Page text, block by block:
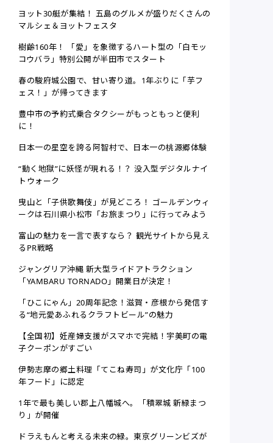
ヨット30艇が集結！ 五島のグルメが盛りだくさんの
マルシェ＆ヨットフェスタ
樹齢160年！ 「愛」を象徴するハート型の「白モッ
コウバラ」特別公開が半田市でスタート
春の駿府城公園で、甘い寄り道。1年ぶりに「芋フ
ェス！」が帰ってきます
豊中市の予約式乗合タクシーがもっともっと便利
に！
日本一の星空を誇る阿智村で、日本一の桃源郷体験
“動く地獄”に妖怪が現れる！？ 没入型デジタルナイ
トウォーク
曳山と「子供歌舞伎」が見どころ！ ゴールデンウィ
ークは石川県小松市「お旅まつり」に行ってみよう
富山の魅力を一言で表すなら？ 観光サイトから見え
るPR戦略
ジャングリア沖縄 新大型ライドアトラクション
「YAMBARU TORNADO」開業日が決定！
「ひこにゃん」20周年記念！滋賀・彦根から発信す
る“地元愛あふれるクラフトビール”の魅力
【全国初】妊産婦支援がスマホで完結！宇美町の電
子クーポンがすごい
伊勢志摩の郷土料理「てこね寿司」が文化庁「100
年フード」に認定
1年で最も美しい郡上八幡城へ。「積翠城 新緑まつ
り」が開催
ドラえもんと考える未来の緑。東京グリーンビズが